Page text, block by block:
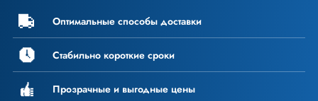
Оптимальные способы доставки
Стабильно короткие сроки
Прозрачные и выгодные цены